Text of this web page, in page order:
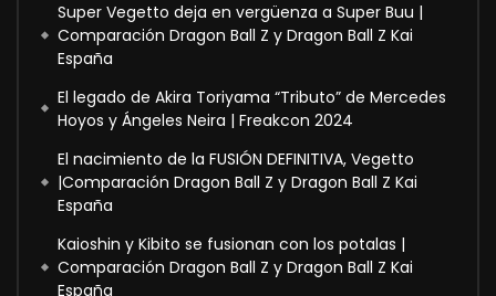
Super Vegetto deja en vergüenza a Super Buu |
Comparación Dragon Ball Z y Dragon Ball Z Kai
España
El legado de Akira Toriyama “Tributo” de Mercedes
Hoyos y Ángeles Neira | Freakcon 2024
El nacimiento de la FUSIÓN DEFINITIVA, Vegetto
|Comparación Dragon Ball Z y Dragon Ball Z Kai
España
Kaioshin y Kibito se fusionan con los potalas |
Comparación Dragon Ball Z y Dragon Ball Z Kai
España